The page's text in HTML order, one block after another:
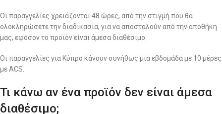
Οι παραγγελίες χρειάζονται 48 ώρες, από την στιγμή που θα
ολοκληρώσετε την διαδικασία, για να αποσταλούν από την αποθήκη
μας, εφόσον το προϊόν είναι άμεσα διαθέσιμο.
Οι παραγγελίες για Κύπρο κάνουν συνήθως μια εβδομάδα με 10 μέρες
με ACS.
Τι κάνω αν ένα προϊόν δεν είναι άμεσα
διαθέσιμο;